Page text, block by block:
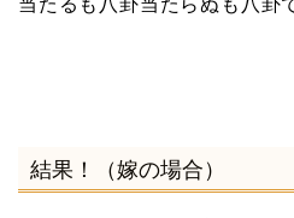
当たるも八卦当たらぬも八卦
結果！（嫁の場合）